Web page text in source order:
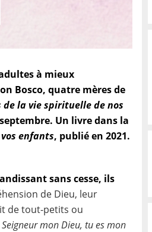
à mieux
Bosco, quatre mères de
de la vie spirituelle de nos
Un livre dans la
enfants, publié en 2021.
sans cesse, ils
de Dieu, leur
de tout-petits ou
Seigneur mon Dieu, tu es mon